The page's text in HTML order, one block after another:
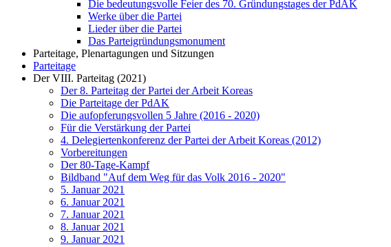
Die bedeutungsvolle Feier des 70. Gründungstages der PdAK
Werke über die Partei
Lieder über die Partei
Das Parteigründungsmonument
Parteitage, Plenartagungen und Sitzungen
Parteitage
Der VIII. Parteitag (2021)
Der 8. Parteitag der Partei der Arbeit Koreas
Die Parteitage der PdAK
Die aufopferungsvollen 5 Jahre (2016 - 2020)
Für die Verstärkung der Partei
4. Delegiertenkonferenz der Partei der Arbeit Koreas (2012)
Vorbereitungen
Der 80-Tage-Kampf
Bildband "Auf dem Weg für das Volk 2016 - 2020"
5. Januar 2021
6. Januar 2021
7. Januar 2021
8. Januar 2021
9. Januar 2021